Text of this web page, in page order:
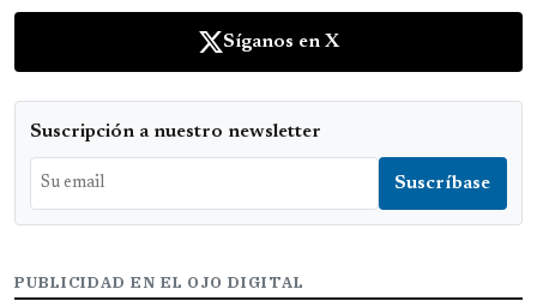
Síganos en X
Suscripción a nuestro newsletter
PUBLICIDAD EN EL OJO DIGITAL